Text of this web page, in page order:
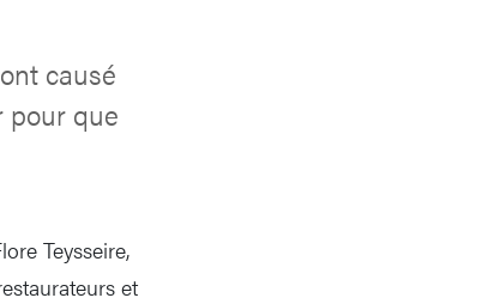
causé
pour que
Teysseire,
et